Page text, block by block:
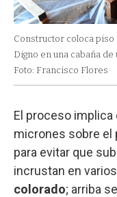
Constructor coloca piso
Digno en una cabaña de
Foto: Francisco Flores
El proceso implica
micrones sobre el
para evitar que
incrustan en
colorado; arriba